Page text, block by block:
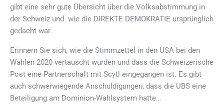
gibt eine sehr gute Übersicht über die Volksabstimmung in
der Schweiz und wie die DIREKTE DEMOKRATIE ursprünglich
gedacht war.
Erinnern Sie sich, wie die Stimmzettel in den USA bei den
Wahlen 2020 vertauscht wurden und dass die Schweizerische
Post eine Partnerschaft mit Scytl eingegangen ist. Es gibt
auch schwerwiegende Anschuldigungen, dass die UBS eine
Beteiligung am Dominion-Wahlsystem hatte…